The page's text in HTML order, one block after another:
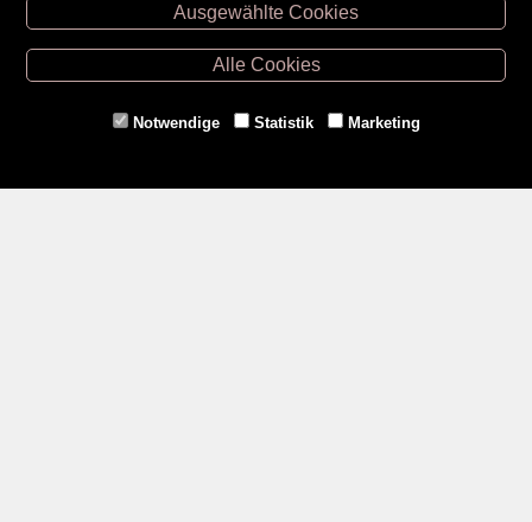
Retz -02942/20433
Hollabrunn -02952/30057
Eggenburg -02984/3836
Gmünd -
Ausgewählte Cookies
Alle Cookies
Notwendige Statistik Marketing